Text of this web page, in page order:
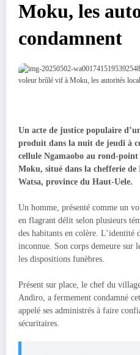
Moku, les
condamnent
Un acte de justice populaire
produit dans la nuit de jeudi à
cellule Ngamaobo au rond-point
Moku, situé dans la chefferie
Watsa, province du Haut-Uele.
Un homme, présenté comme un
en flagrant délit selon plusieurs
des habitants en colère. L’identité
inconnue. Son corps demeure sur
les dispositions funèbres.
Présent sur place, le chef du
Andiro, a fermement condamné
appelé ses administrés à faire
sécuritaires.